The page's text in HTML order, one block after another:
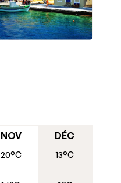
NOV
20°C
DÉC
13°C